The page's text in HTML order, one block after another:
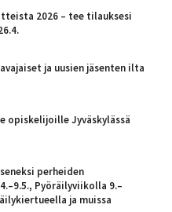
2026 – tee tilauksesi
ja uusien jäsenten ilta
opiskelijoille Jyväskylässä
perheiden
Pyöräilyviikolla 9.–
ja muissa